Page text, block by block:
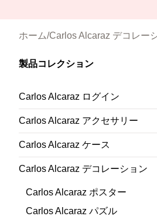
ホーム/Carlos Alcaraz デコレー
製品コレクション
Carlos Alcaraz ログイン
Carlos Alcaraz アクセサリー
Carlos Alcaraz ケース
Carlos Alcaraz デコレーション
Carlos Alcaraz ポスター
Carlos Alcaraz パズル